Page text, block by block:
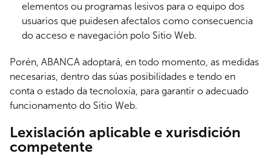
elementos ou programas lesivos para o equipo dos
usuarios que puidesen afectalos como consecuencia
do acceso e navegación polo Sitio Web.
Porén, ABANCA adoptará, en todo momento, as medidas
necesarias, dentro das súas posibilidades e tendo en
conta o estado da tecnoloxía, para garantir o adecuado
funcionamento do Sitio Web.
Lexislación aplicable e xurisdición
competente